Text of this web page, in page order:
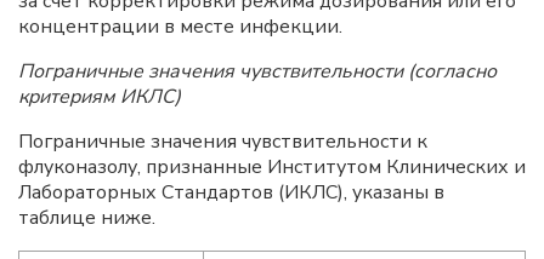
концентрации в месте инфекции.
Пограничные значения чувствительности (согласно
критериям ИКЛС)
Пограничные значения чувствительности к
флуконазолу, признанные Институтом Клинических и
Лабораторных Стандартов (ИКЛС), указаны в
таблице ниже.